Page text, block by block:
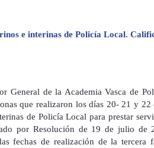
e interinas de Policía Local.
General de la Academia Vasca de
que realizaron los días 20- 21 y
de Policía Localpara prestar
por Resolución de 19 de julio
fechas de realización de la